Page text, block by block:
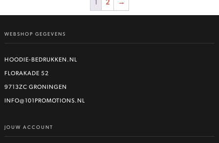
1 2 →
WEBSHOP GEGEVENS
HOODIE-BEDRUKKEN.NL
FLORAKADE 52
9713ZC GRONINGEN
INFO@101PROMOTIONS.NL
JOUW ACCOUNT